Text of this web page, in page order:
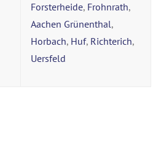
Forsterheide, Frohnrath,
Aachen Grünenthal,
Horbach, Huf, Richterich,
Uersfeld